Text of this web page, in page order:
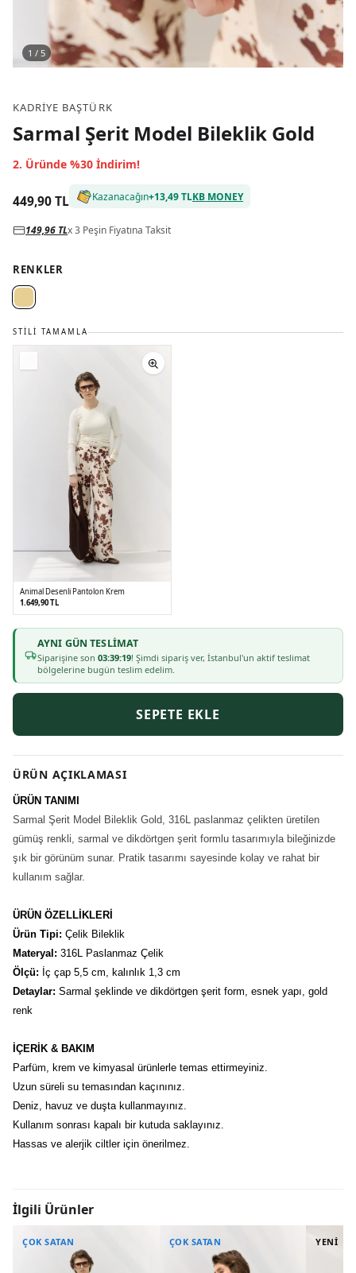
1 / 5
KADRIYE BAŞTÜRK
Sarmal Şerit Model Bileklik Gold
2. Üründe %30 İndirim!
449,90 TL Kazanacağın+13,49 TLKB MONEY
149,96 TLx 3 Peşin Fiyatına Taksit
RENKLER
STILI TAMAMLA
Animal Desenli Pantolon Krem
1.649,90 TL
36 38 40
AYNI GÜN TESLIMAT
Siparişine son 03:39:18! Şimdi sipariş ver, İstanbul'un aktif teslimat
bölgelerine bugün teslim edelim.
SEPETE EKLE
ÜRÜN AÇIKLAMASI
ÜRÜN TANIMI
Sarmal Şerit Model Bileklik Gold, 316L paslanmaz çelikten üretilen
gümüş renkli, sarmal ve dikdörtgen şerit formlu tasarımıyla bileğinizde
şık bir görünüm sunar. Pratik tasarımı sayesinde kolay ve rahat bir
kullanım sağlar.
ÜRÜN ÖZELLİKLERİ
Ürün Tipi: Çelik Bileklik
Materyal: 316L Paslanmaz Çelik
Ölçü: İç çap 5,5 cm, kalınlık 1,3 cm
Detaylar: Sarmal şeklinde ve dikdörtgen şerit form, esnek yapı, gold
renk
İÇERİK & BAKIM
Parfüm, krem ve kimyasal ürünlerle temas ettirmeyiniz.
Uzun süreli su temasından kaçınınız.
Deniz, havuz ve duşta kullanmayınız.
Kullanım sonrası kapalı bir kutuda saklayınız.
Hassas ve alerjik ciltler için önerilmez.
İlgili Ürünler
ÇOK SATAN ÇOK SATAN YENİ